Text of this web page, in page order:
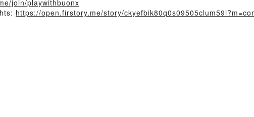
join/playwithbuonx
https://open.firstory.me/story/